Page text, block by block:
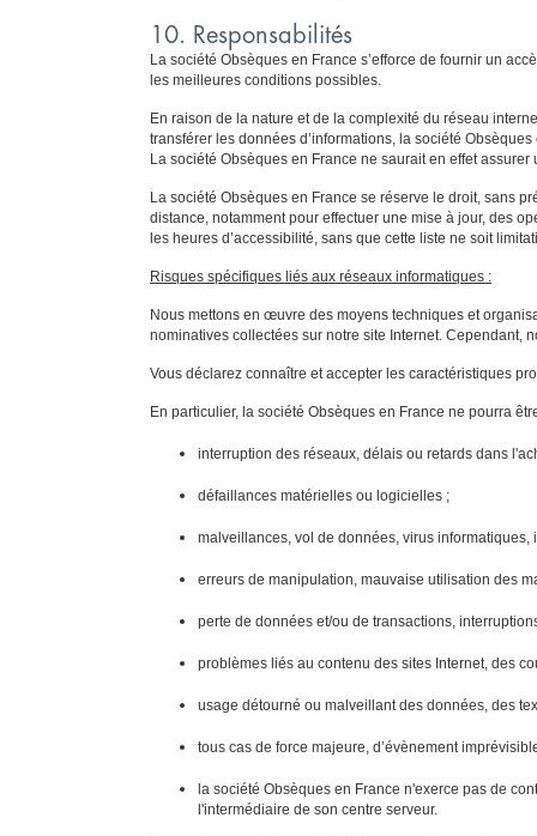
10. Responsabilités
La société Obsèques en France s’efforce de fournir un
les meilleures conditions possibles.
En raison de la nature et de la complexité du réseau
transférer les données d’informations, la société
La société Obsèques en France ne saurait en effet
La société Obsèques en France se réserve le droit, sans
distance, notamment pour effectuer une mise à jour, des
les heures d’accessibilité, sans que cette liste ne soit
Risques spécifiques liés aux réseaux informatiques :
Nous mettons en œuvre des moyens techniques et
nominatives collectées sur notre site Internet. Cependant,
Vous déclarez connaître et accepter les caractéristiques
En particulier, la société Obsèques en France ne pourra
interruption des réseaux, délais ou retards dans
défaillances matérielles ou logicielles ;
malveillances, vol de données, virus
erreurs de manipulation, mauvaise utilisation des
perte de données et/ou de transactions,
problèmes liés au contenu des sites Internet, des
usage détourné ou malveillant des données, des
tous cas de force majeure, d’évènement
la société Obsèques en France n'exerce pas de
l'intermédiaire de son centre serveur.